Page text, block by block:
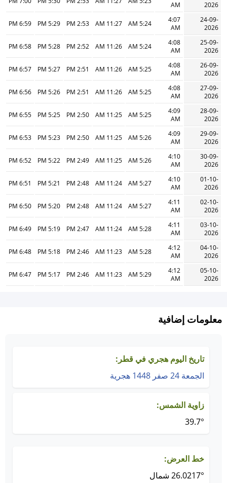
2026
AM
24-09-
2026
4:07
AM
5:24 AM
11:27 AM
2:53 PM
5:29 PM
6:59 PM
25-09-
2026
4:08
AM
5:24 AM
11:26 AM
2:52 PM
5:28 PM
6:58 PM
26-09-
2026
4:08
AM
5:25 AM
11:26 AM
2:51 PM
5:27 PM
6:57 PM
27-09-
2026
4:08
AM
5:25 AM
11:26 AM
2:51 PM
5:26 PM
6:56 PM
28-09-
2026
4:09
AM
5:25 AM
11:25 AM
2:50 PM
5:25 PM
6:55 PM
29-09-
2026
4:09
AM
5:26 AM
11:25 AM
2:50 PM
5:23 PM
6:53 PM
30-09-
2026
4:10
AM
5:26 AM
11:25 AM
2:49 PM
5:22 PM
6:52 PM
01-10-
2026
4:10
AM
5:27 AM
11:24 AM
2:48 PM
5:21 PM
6:51 PM
02-10-
2026
4:11
AM
5:27 AM
11:24 AM
2:48 PM
5:20 PM
6:50 PM
03-10-
2026
4:11
AM
5:28 AM
11:24 AM
2:47 PM
5:19 PM
6:49 PM
04-10-
2026
4:12
AM
5:28 AM
11:23 AM
2:46 PM
5:18 PM
6:48 PM
05-10-
2026
4:12
AM
5:29 AM
11:23 AM
2:46 PM
5:17 PM
6:47 PM
معلومات إضافية
تاريخ اليوم هجري في قطر:
الجمعة 24 صفر 1448 هجرية
زاوية الشمس:
39.7°
خط العرض:
26.0217° شمال